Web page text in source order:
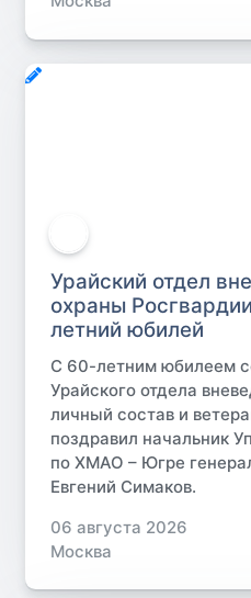
Урайский отдел
охраны
летний юбилей
С 60-летним юбилеем
Урайского отдела
личный состав и
поздравил начальник
по ХМАО – Югре
Евгений Симаков.
06 августа 2026
Москва